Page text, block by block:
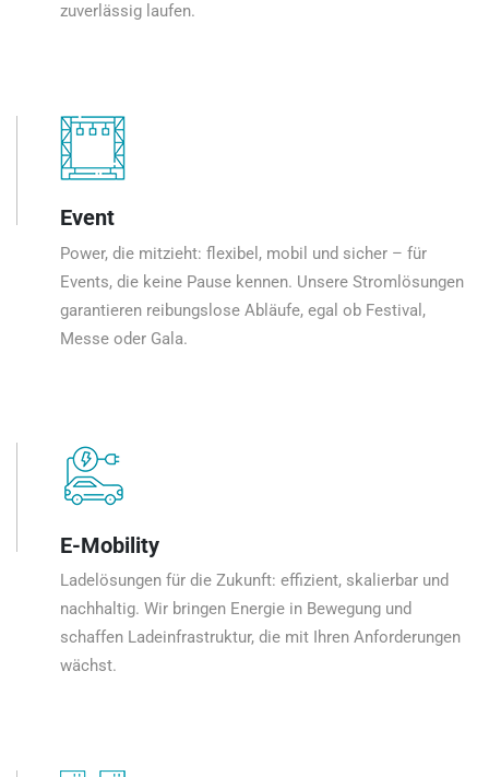
zuverlässig laufen.
Event
Power, die mitzieht: flexibel, mobil und sicher – für
Events, die keine Pause kennen. Unsere Stromlösungen
garantieren reibungslose Abläufe, egal ob Festival,
Messe oder Gala.
E-Mobility
Ladelösungen für die Zukunft: effizient, skalierbar und
nachhaltig. Wir bringen Energie in Bewegung und
schaffen Ladeinfrastruktur, die mit Ihren Anforderungen
wächst.